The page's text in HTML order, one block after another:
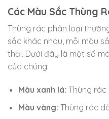
Các Màu Sắc Thùng
Thùng rác phân loại
sắc khác nhau, mỗi màu
thải. Dưới đây là một số
của chúng:
Màu xanh lá: Thùng rác
Màu vàng: Thùng rác